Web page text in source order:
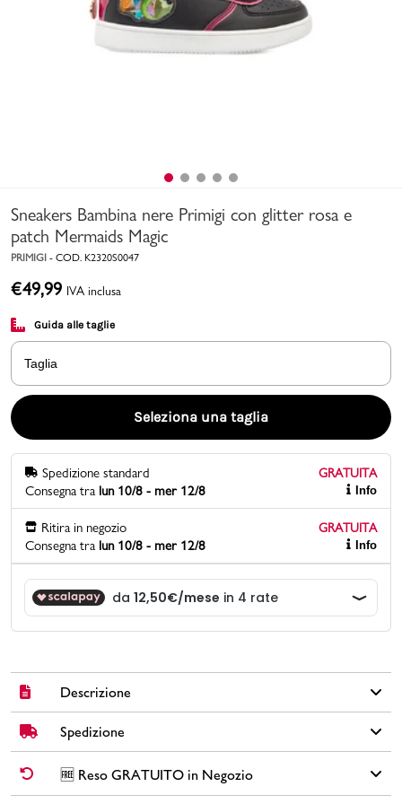
Bambino
Accedi | Registrati
Promo & News
negozi
contatti
pcard
Gift card
Sneakers Bambina nere Primigi con glitter rosa e
patch Mermaids Magic
PRIMIGI - COD. K2320S0047
€49,99 IVA inclusa
Guida alle taglie
Taglia
Seleziona una taglia
Spedizione standard
GRATUITA
Consegna tra lun 10/8 - mer 12/8 Info
Ritira in negozio
GRATUITA
Consegna tra lun 10/8 - mer 12/8 Info
Descrizione
Sneakers Primigi high-top da bambina, ideali per la stagione
autunno inverno. Queste scarpe nere, realizzate in similpelle,
presentano una vivace applicazione laterale a tema Mermaids
Magic e un brillante dettaglio in glitter rosa sul tallone. La
Spedizione
✅ Spedizione Standard GRATUITA DA € 30➡️ Consegna in
giornilavorativi. Per ordini inferiori a € 30,00 la Spedizione ha un
🆓 Reso GRATUITO in Negozio